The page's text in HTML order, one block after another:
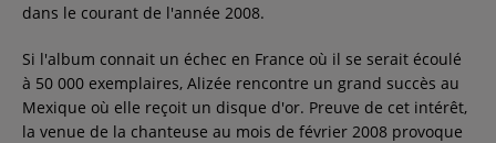
dans le courant de l'année 2008.
Si l'album connait un échec en France où il se serait écoulé
à 50 000 exemplaires, Alizée rencontre un grand succès au
Mexique où elle reçoit un disque d'or. Preuve de cet intérêt,
la venue de la chanteuse au mois de février 2008 provoque